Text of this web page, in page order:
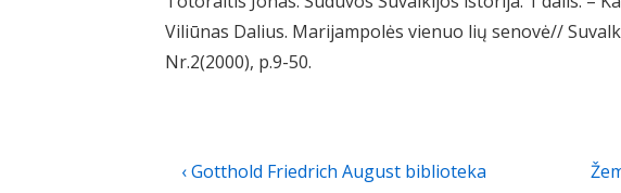
Viliūnas Dalius. Marijampolės vienuo lių senovė//
Nr.2(2000), p.9-50.
Navigacija
Previous
‹ Gotthold Friedrich August biblioteka